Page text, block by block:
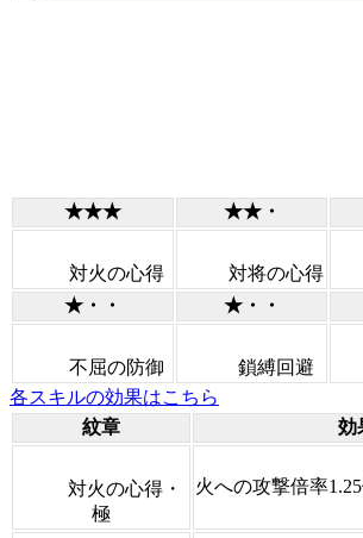
★★★ ★★・
対火の心得 対将の心得
★・・
★・・
不屈の防御 鎖縛回避
各スキルの効果はこちら
紋章
効
対火の心得・
極
火への攻撃倍率